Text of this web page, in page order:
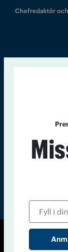
Chefredaktör
Kontakt